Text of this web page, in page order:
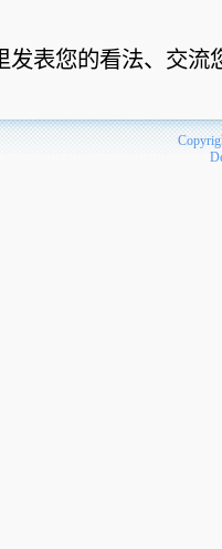
表您的看法、交流